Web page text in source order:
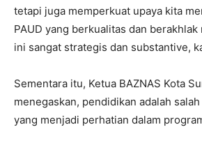
tetapi juga memperkuat upaya kita
PAUD yang berkualitas dan berakhlak
ini sangat strategis dan substantive,
Sementara itu, Ketua BAZNAS Kota
menegaskan, pendidikan adalah
yang menjadi perhatian dalam